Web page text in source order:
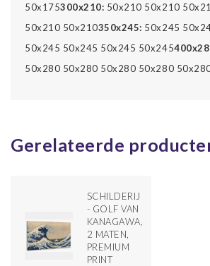
50x175300x210: 50x210 50x210
50x210 50x210350x245: 50x245
50x245 50x245 50x245 50x245
50x280 50x280 50x280 50x280
Gerelateerde
SCHILDERIJ
- GOLF VAN
KANAGAWA,
2 MATEN,
PREMIUM
PRINT